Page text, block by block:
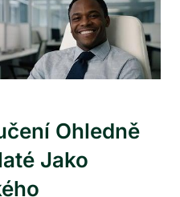
Ohledně
Jako